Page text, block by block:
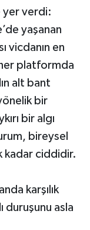
yer verdi:
yaşanan
vicdanın en
her platformda
alt bant
bir
bir algı
bireysel
kadar ciddidir.
karşılık
duruşunu asla